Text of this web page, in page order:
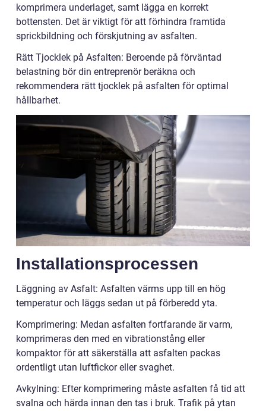
komprimera underlaget, samt lägga en korrekt
bottensten. Det är viktigt för att förhindra framtida
sprickbildning och förskjutning av asfalten.
Rätt Tjocklek på Asfalten: Beroende på förväntad
belastning bör din entreprenör beräkna och
rekommendera rätt tjocklek på asfalten för optimal
hållbarhet.
Installationsprocessen
Läggning av Asfalt: Asfalten värms upp till en hög
temperatur och läggs sedan ut på förberedd yta.
Komprimering: Medan asfalten fortfarande är varm,
komprimeras den med en vibrationstång eller
kompaktor för att säkerställa att asfalten packas
ordentligt utan luftfickor eller svaghet.
Avkylning: Efter komprimering måste asfalten få tid att
svalna och härda innan den tas i bruk. Trafik på ytan